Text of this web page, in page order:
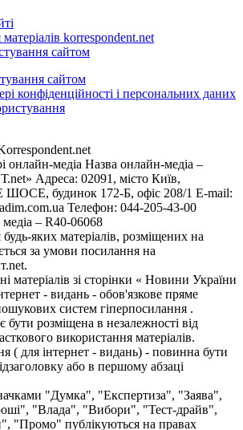
korrespondent.net
сайтом
сайтом
конфіденційності і персональних даних
онлайн-медіа Назва онлайн-медіа –
Адреса: 02091, місто Київ,
будинок 172-Б, офіс 208/1 E-mail:
Телефон: 044-205-43-00
медіа – R40-06068
яких матеріалів, розміщених на
за умови посилання на
матеріалів зі сторінки « Новини України
- видань - обов'язкове пряме
систем гіперпосилання .
розміщена в незалежності від
використання матеріалів.
( для інтернет - видань) - повинна бути
або в першому абзаці
"Думка", "Експертиза", "Заява",
"Влада", "Вибори", "Тест-драйв",
"Промо" публікуються на правах